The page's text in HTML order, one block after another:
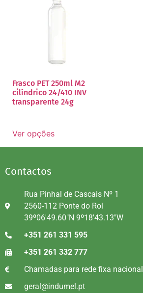
Frasco PET 250ml M2
cilíndrico 24/410 INV
transparente 24g
Ver opções
Contactos
Rua Pinhal de Cascais Nº 1
2560-112 Ponte do Rol
39º06'49.60"N 9º18'43.13"W
+351 261 331 595
+351 261 332 777
Chamadas para rede fixa nacional
geral@indumel.pt